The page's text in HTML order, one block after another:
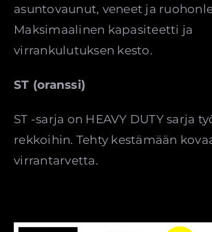
asuntovaunut, veneet ja
Maksimaalinen kapasiteetti ja
virrankulutuksen kesto.
ST (oranssi)
ST -sarja on HEAVY DUTY sarja
rekkoihin. Tehty kestämään
virrantarvetta.